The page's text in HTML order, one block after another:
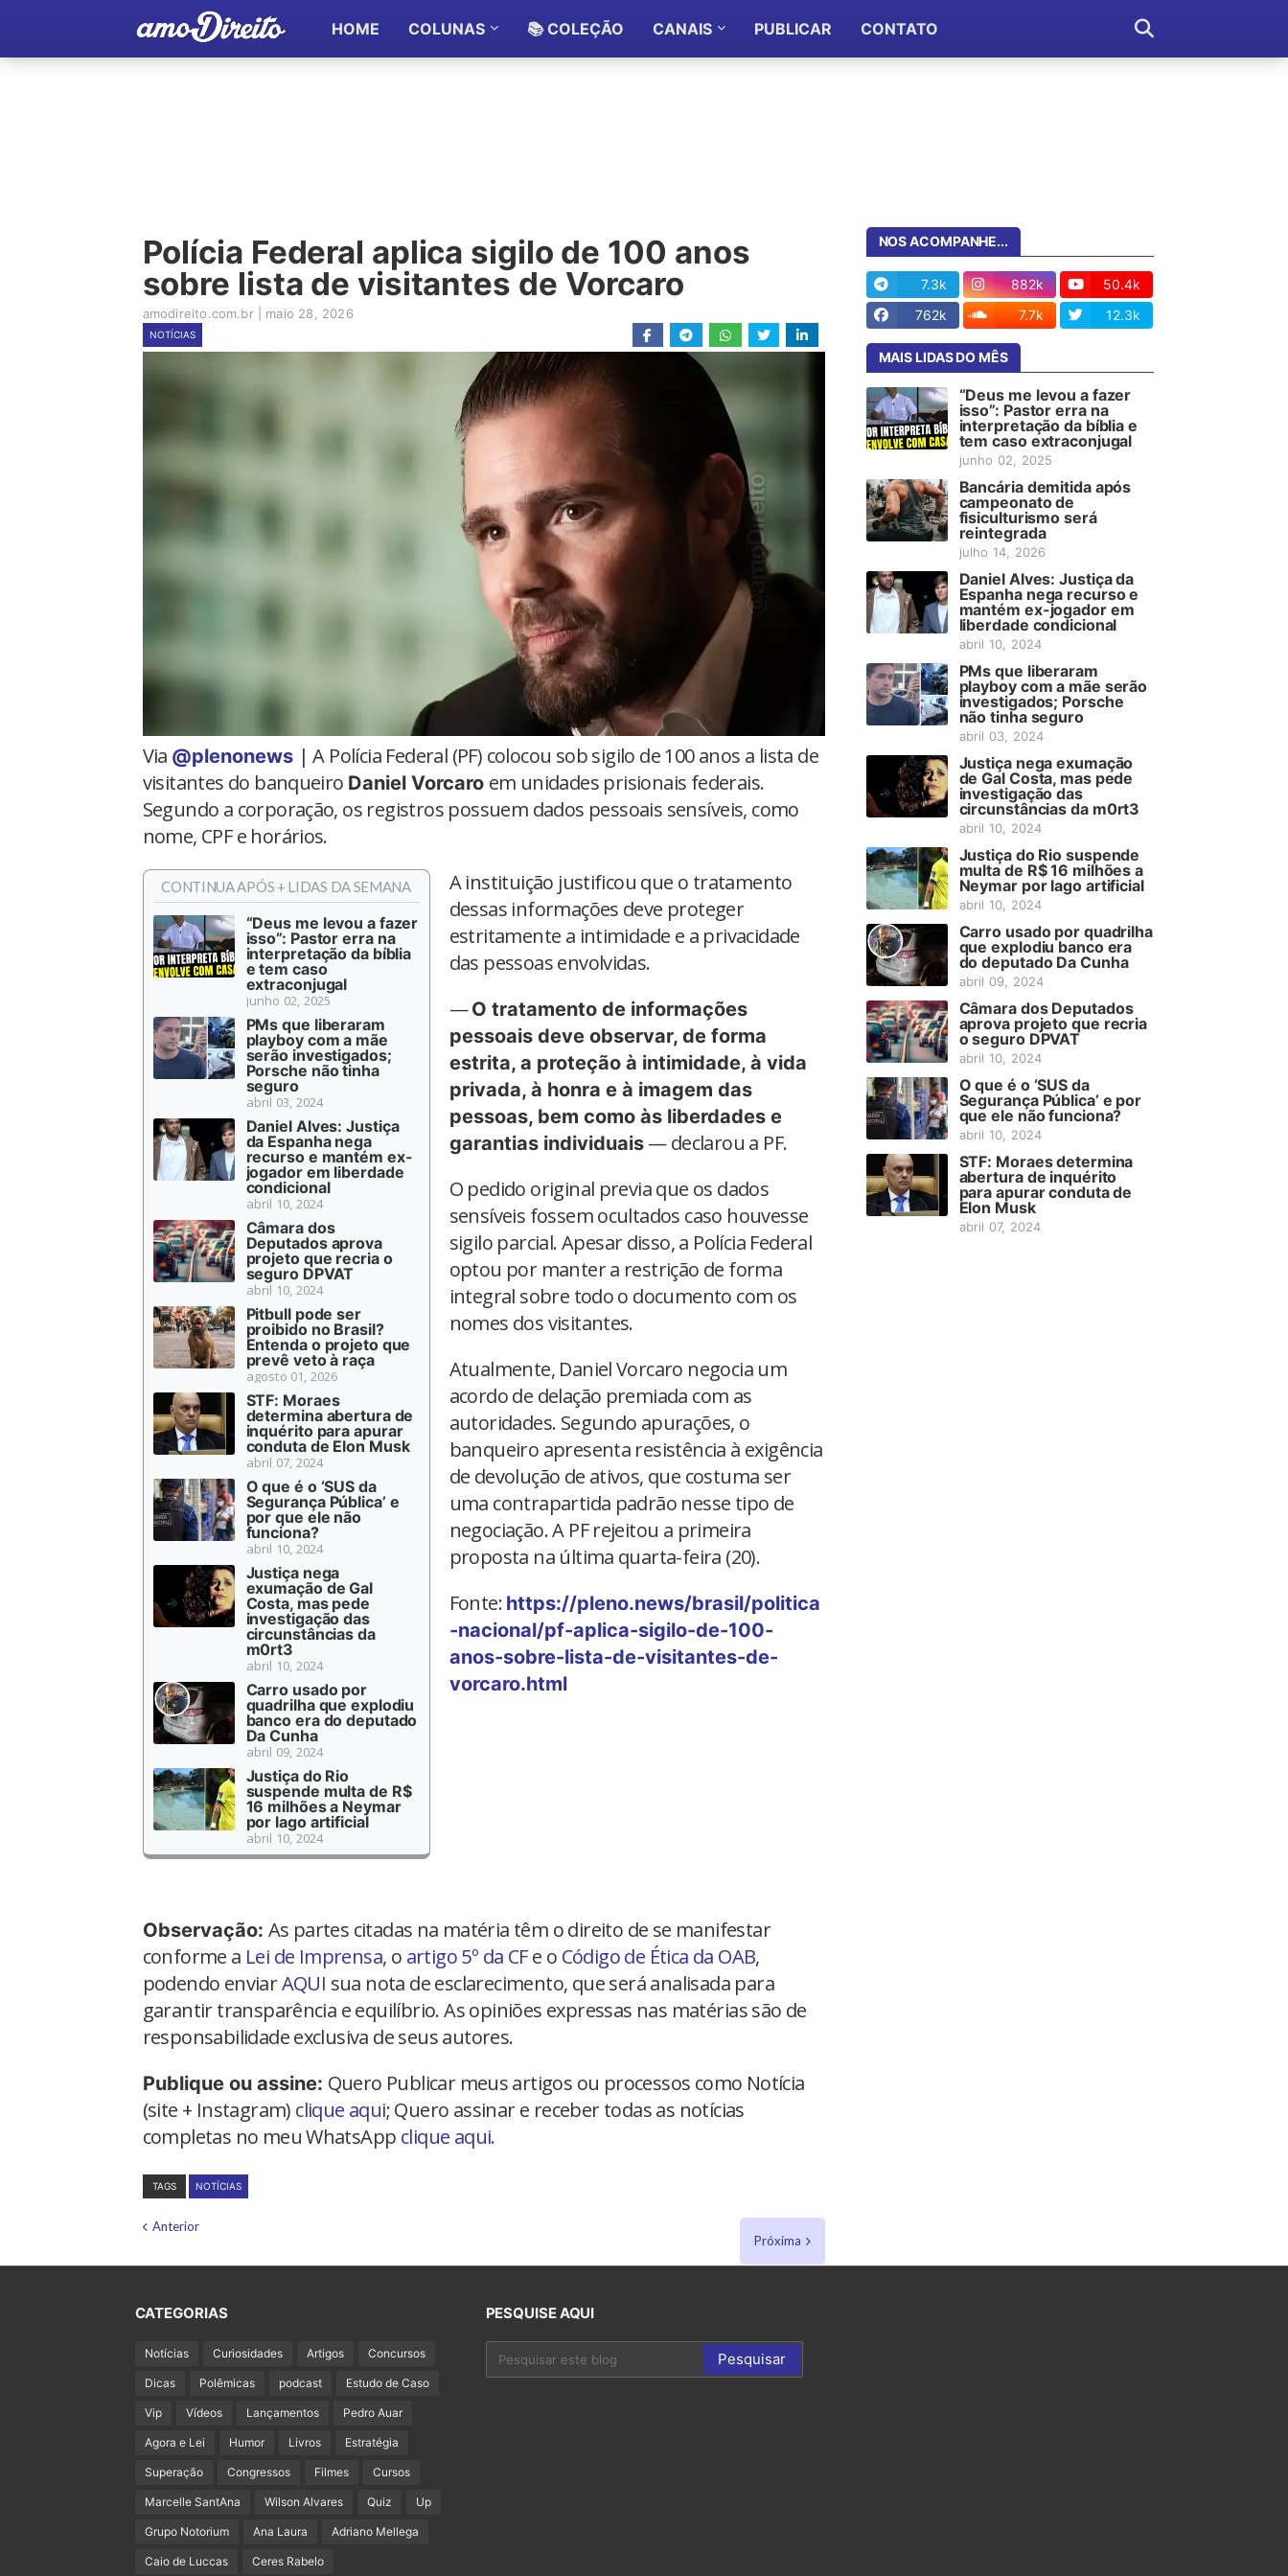
HOME COLUNAS 📚 COLEÇÃO CANAIS PUBLICAR CONTATO
Polícia Federal aplica sigilo de 100 anos
sobre lista de visitantes de Vorcaro
amodireito.com.br maio 28, 2026
NOTÍCIAS
Via @plenonews | A Polícia Federal (PF) colocou sob sigilo de 100 anos a lista de
visitantes do banqueiro Daniel Vorcaro em unidades prisionais federais.
Segundo a corporação, os registros possuem dados pessoais sensíveis, como
nome, CPF e horários.
CONTINUA APÓS + LIDAS DA SEMANA
“Deus me levou a fazer
isso”: Pastor erra na
interpretação da bíblia
e tem caso
extraconjugal
junho 02, 2025
PMs que liberaram
playboy com a mãe
serão investigados;
Porsche não tinha
seguro
abril 03, 2024
Daniel Alves: Justiça
da Espanha nega
recurso e mantém ex-
jogador em liberdade
condicional
abril 10, 2024
Câmara dos
Deputados aprova
projeto que recria o
seguro DPVAT
abril 10, 2024
Pitbull pode ser
proibido no Brasil?
Entenda o projeto que
prevê veto à raça
agosto 01, 2026
STF: Moraes
determina abertura de
inquérito para apurar
conduta de Elon Musk
abril 07, 2024
O que é o ‘SUS da
Segurança Pública’ e
por que ele não
funciona?
abril 10, 2024
Justiça nega
exumação de Gal
Costa, mas pede
investigação das
circunstâncias da
m0rt3
abril 10, 2024
Carro usado por
quadrilha que explodiu
banco era do deputado
Da Cunha
abril 09, 2024
Justiça do Rio
suspende multa de R$
16 milhões a Neymar
por lago artificial
abril 10, 2024
A instituição justificou que o tratamento
dessas informações deve proteger
estritamente a intimidade e a privacidade
das pessoas envolvidas.
—O tratamento de informações
pessoais deve observar, de forma
estrita, a proteção à intimidade, à vida
privada, à honra e à imagem das
pessoas, bem como às liberdades e
garantias individuais— declarou a PF.
O pedido original previa que os dados
sensíveis fossem ocultados caso houvesse
sigilo parcial. Apesar disso, a Polícia Federal
optou por manter a restrição de forma
integral sobre todo o documento com os
nomes dos visitantes.
Atualmente, Daniel Vorcaro negocia um
acordo de delação premiada com as
autoridades. Segundo apurações, o
banqueiro apresenta resistência à exigência
de devolução de ativos, que costuma ser
uma contrapartida padrão nesse tipo de
negociação. A PF rejeitou a primeira
proposta na última quarta-feira (20).
Fonte: https://pleno.news/brasil/politica
-nacional/pf-aplica-sigilo-de-100-
anos-sobre-lista-de-visitantes-de-
vorcaro.html
Observação: As partes citadas na matéria têm o direito de se manifestar
conforme a Lei de Imprensa, o artigo 5º da CFe o Código de Ética da OAB,
podendo enviarAQUI sua nota de esclarecimento, que será analisada para
garantir transparência e equilíbrio. As opiniões expressas nas matérias são de
responsabilidade exclusiva de seus autores.
Publique ou assine: Quero Publicar meus artigos ou processos como Notícia
(site + Instagram) clique aqui; Quero assinar e receber todas as notícias
completas no meu WhatsApp clique aqui.
TAGS NOTÍCIAS
Anterior
Próxima
NOS ACOMPANHE...
7.3k 882k
50.4k
762k
7.7k 12.3k
MAIS LIDAS DO MÊS
“Deus me levou a fazer
isso”: Pastor erra na
interpretação da bíblia e
tem caso extraconjugal
junho 02, 2025
Bancária demitida após
campeonato de
fisiculturismo será
reintegrada
julho 14, 2026
Daniel Alves: Justiça da
Espanha nega recurso e
mantém ex-jogador em
liberdade condicional
abril 10, 2024
PMs que liberaram
playboy com a mãe serão
investigados; Porsche
não tinha seguro
abril 03, 2024
Justiça nega exumação
de Gal Costa, mas pede
investigação das
circunstâncias da m0rt3
abril 10, 2024
Justiça do Rio suspende
multa de R$ 16 milhões a
Neymar por lago artificial
abril 10, 2024
Carro usado por quadrilha
que explodiu banco era
do deputado Da Cunha
abril 09, 2024
Câmara dos Deputados
aprova projeto que recria
o seguro DPVAT
abril 10, 2024
O que é o ‘SUS da
Segurança Pública’ e por
que ele não funciona?
abril 10, 2024
STF: Moraes determina
abertura de inquérito
para apurar conduta de
Elon Musk
abril 07, 2024
CATEGORIAS
Notícias Curiosidades Artigos Concursos
Dicas Polêmicas podcast Estudo de Caso
Vip Vídeos Lançamentos Pedro Auar
Agora e Lei Humor Livros Estratégia
Superação Congressos Filmes Cursos
Marcelle SantAna Wilson Alvares Quiz Up
Grupo Notorium Ana Laura Adriano Mellega
Caio de Luccas Ceres Rabelo
PESQUISE AQUI